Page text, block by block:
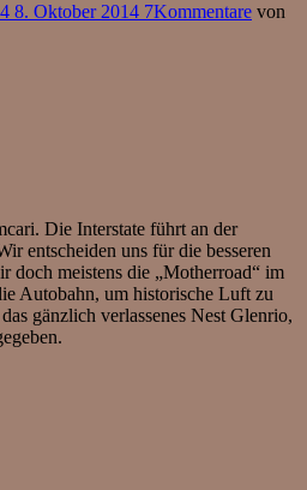
8. Oktober 2014 7Kommentare von
Die Interstate führt an der
entscheiden uns für die besseren
doch meistens die „Motherroad“ im
Autobahn, um historische Luft zu
gänzlich verlassenes Nest Glenrio,